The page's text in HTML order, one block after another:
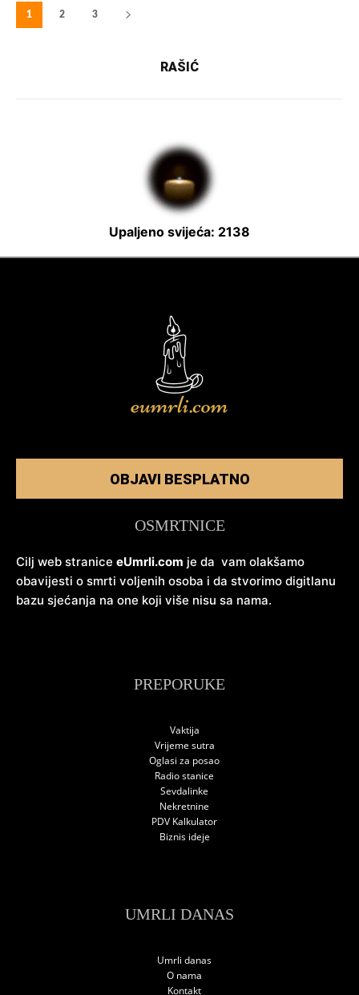
1 2 3
RAŠIĆ
Upaljeno svijeća: 2138
OBJAVI BESPLATNO
OSMRTNICE
Cilj web stranice eUmrli.com je da vam olakšamo
obavijesti o smrti voljenih osoba i da stvorimo digitlanu
bazu sjećanja na one koji više nisu sa nama.
PREPORUKE
Vaktija
Vrijeme sutra
Oglasi za posao
Radio stanice
Sevdalinke
Nekretnine
PDV Kalkulator
Biznis ideje
UMRLI DANAS
Umrli danas
O nama
Kontakt